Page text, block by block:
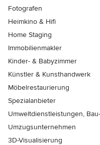
Fotografen
Heimkino & Hifi
Home Staging
Immobilienmakler
Kinder- & Babyzimmer
Künstler & Kunsthandwerk
Möbelrestaurierung
Spezialanbieter
Umweltdienstleistungen,
Umzugsunternehmen
3D-Visualisierung